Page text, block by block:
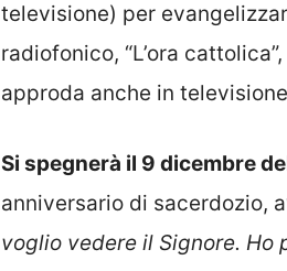
televisione) per
radiofonico, “L’ora
approda anche in
Si spegnerà il 9 dicembre
anniversario di sacerdozio,
voglio vedere il Signore. Ho